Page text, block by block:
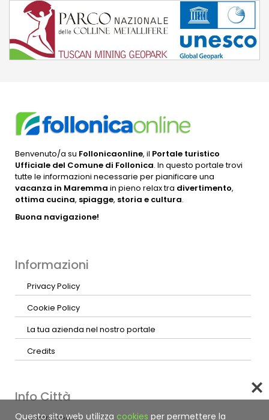
Benvenuto/a su Follonicaonline, il Portale turistico
Ufficiale del Comune di Follonica. In questo portale trovi
tutte le informazioni necessarie per pianificare una
vacanza in Maremma in pieno relax tra divertimento,
ottima cucina, spiagge, storia e cultura.
Buona navigazione!
Informazioni
Privacy Policy
Cookie Policy
La tua azienda nel nostro portale
Credits
Info Città
Centri medici
Questo sito web utilizza cookies per permettere la